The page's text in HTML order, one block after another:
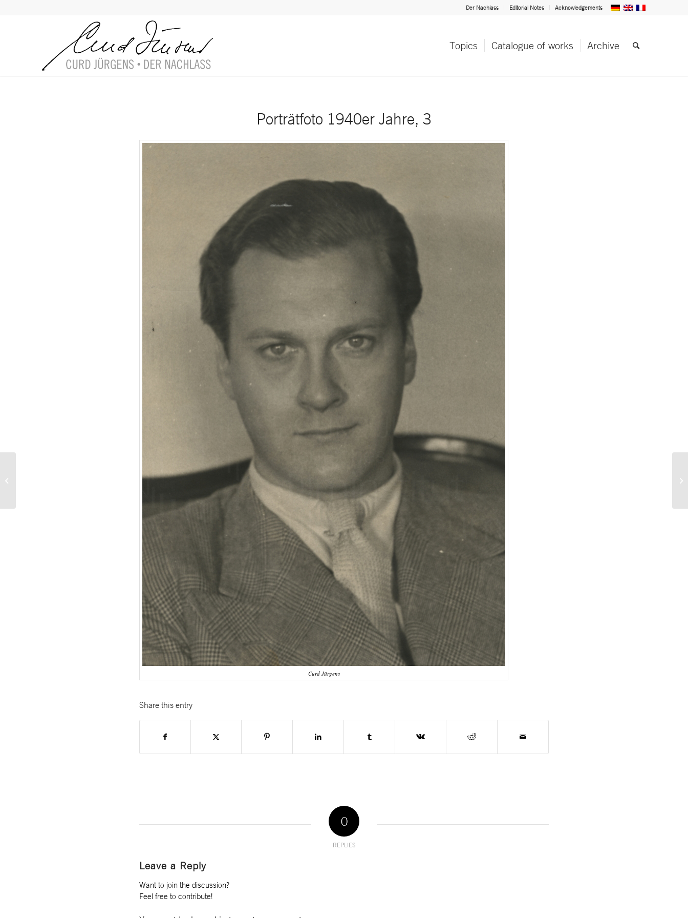
Der Nachlass Editorial Notes Acknowledgements
Topics Catalogue of works Archive
Porträtfoto 1940er Jahre, 3
Curd Jürgens
Share this entry
0
REPLIES
Leave a Reply
Want to join the discussion?
Feel free to contribute!